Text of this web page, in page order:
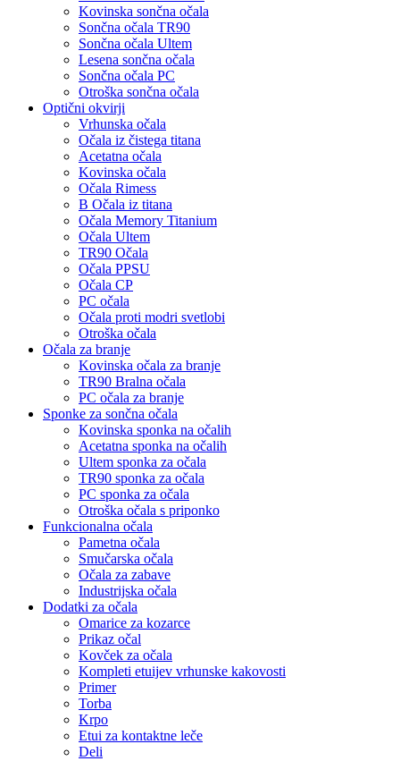
Kovinska sončna očala
Sončna očala TR90
Sončna očala Ultem
Lesena sončna očala
Sončna očala PC
Otroška sončna očala
Optični okvirji
Vrhunska očala
Očala iz čistega titana
Acetatna očala
Kovinska očala
Očala Rimess
B Očala iz titana
Očala Memory Titanium
Očala Ultem
TR90 Očala
Očala PPSU
Očala CP
PC očala
Očala proti modri svetlobi
Otroška očala
Očala za branje
Kovinska očala za branje
TR90 Bralna očala
PC očala za branje
Sponke za sončna očala
Kovinska sponka na očalih
Acetatna sponka na očalih
Ultem sponka za očala
TR90 sponka za očala
PC sponka za očala
Otroška očala s priponko
Funkcionalna očala
Pametna očala
Smučarska očala
Očala za zabave
Industrijska očala
Dodatki za očala
Omarice za kozarce
Prikaz očal
Kovček za očala
Kompleti etuijev vrhunske kakovosti
Primer
Torba
Krpo
Etui za kontaktne leče
Deli